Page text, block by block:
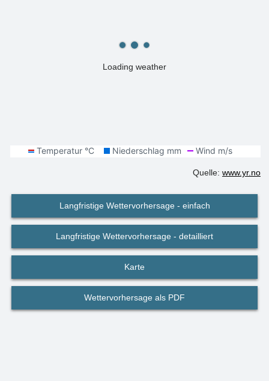
Loading weather
Quelle: www.yr.no
Langfristige Wettervorhersage - einfach
Langfristige Wettervorhersage - detailliert
Karte
Wettervorhersage als PDF